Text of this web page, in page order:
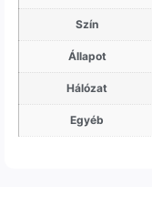
Szín
Állapot
Hálózat
Egyéb